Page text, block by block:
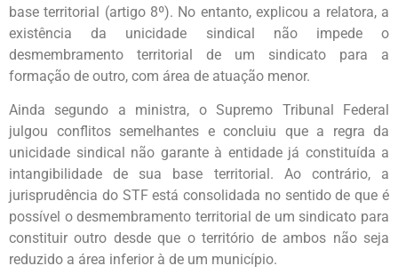
base territorial (artigo 8º). No entanto, explicou a relatora, a
existência da unicidade sindical não impede o
desmembramento territorial de um sindicato para a
formação de outro, com área de atuação menor.
Ainda segundo a ministra, o Supremo Tribunal Federal
julgou conflitos semelhantes e concluiu que a regra da
unicidade sindical não garante à entidade já constituída a
intangibilidade de sua base territorial. Ao contrário, a
jurisprudência do STF está consolidada no sentido de que é
possível o desmembramento territorial de um sindicato para
constituir outro desde que o território de ambos não seja
reduzido a área inferior à de um município.